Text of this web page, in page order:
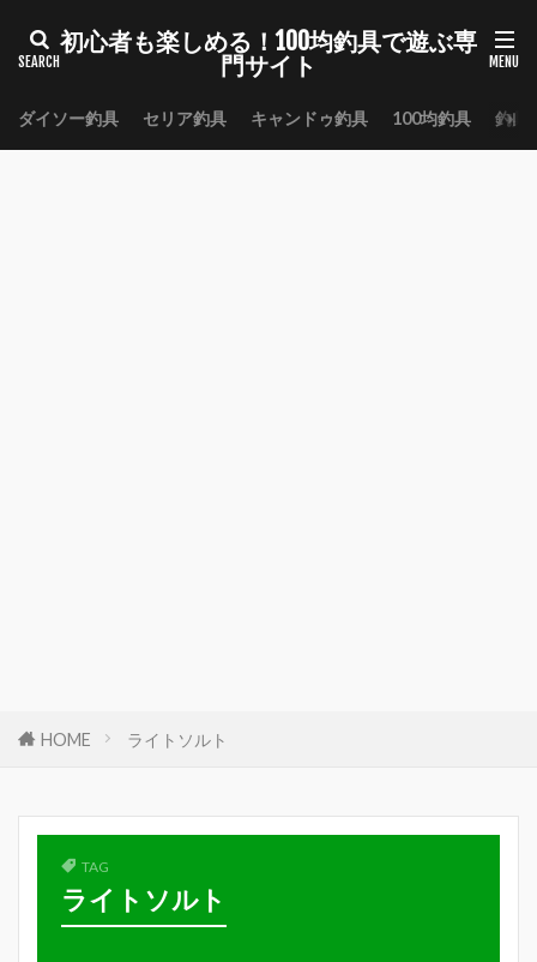
初心者も楽しめる！100均釣具で遊ぶ専
門サイト
ダイソー釣具 セリア釣具 キャンドゥ釣具 100均釣具 釣具
HOME ライトソルト
TAG
ライトソルト